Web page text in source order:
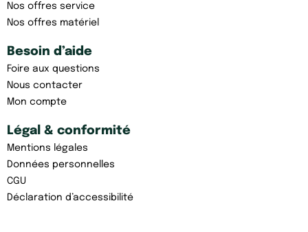
Nos offres service
Nos offres matériel
Besoin d’aide
Foire aux questions
Nous contacter
Mon compte
Légal & conformité
Mentions légales
Données personnelles
CGU
Déclaration d’accessibilité